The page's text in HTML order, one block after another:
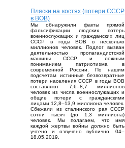
Пляски на костях (потери СССР
в ВОВ)
Мы обнаружили факты прямой
фальсификации людских потерь
военнослужащих и гражданских лиц
СССР в годы ВОВ в несколько
миллионов человек. Подлог вызван
деятельностью пропагандистской
машины СССР и ложным
пониманием патриотизма в
современной России. По нашим
подсчетам истинные безвозвратные
потери населения СССР в годы ВОВ
составляют 7,6–8,7 миллионов
человек из числа военнослужащих и
общие потери с гражданскими
лицами 12,8–13,9 миллиона человек.
Сбежали из сталинского рая СССР
сотни тысяч (до 1,3 миллиона)
человек. Мы полагаем, что имя
каждой жертвы войны должно быть
учтено и озвучено публично. 04–
18.05.2019.